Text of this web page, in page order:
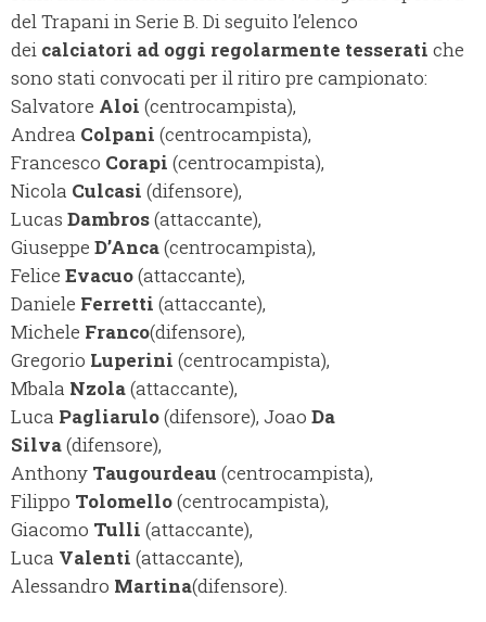
del Trapani in Serie B. Di seguito l’elenco
dei calciatori ad oggi regolarmente tesserati che
sono stati convocati per il ritiro pre campionato:
Salvatore Aloi (centrocampista),
Andrea Colpani (centrocampista),
Francesco Corapi (centrocampista),
Nicola Culcasi (difensore),
Lucas Dambros(attaccante),
Giuseppe D’Anca(centrocampista),
Felice Evacuo(attaccante),
Daniele Ferretti (attaccante),
Michele Franco(difensore),
Gregorio Luperini (centrocampista),
Mbala Nzola(attaccante),
Luca Pagliarulo(difensore), Joao Da
Silva(difensore),
Anthony Taugourdeau (centrocampista),
Filippo Tolomello(centrocampista),
Giacomo Tulli (attaccante),
Luca Valenti (attaccante),
Alessandro Martina(difensore).